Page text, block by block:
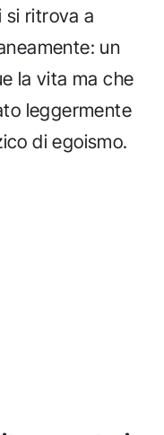
si ritrova a
un
la vita ma che
leggermente
di egoismo.